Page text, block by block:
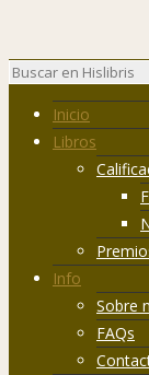
Inicio
Libros
Info
Sobre
FAQs